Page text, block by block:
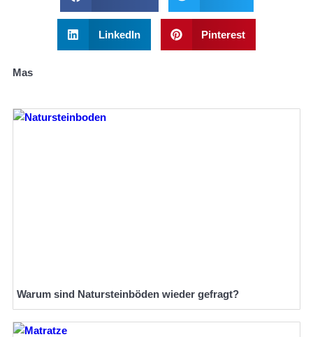
LinkedIn Pinterest
Mas
Warum sind Natursteinböden wieder gefragt?